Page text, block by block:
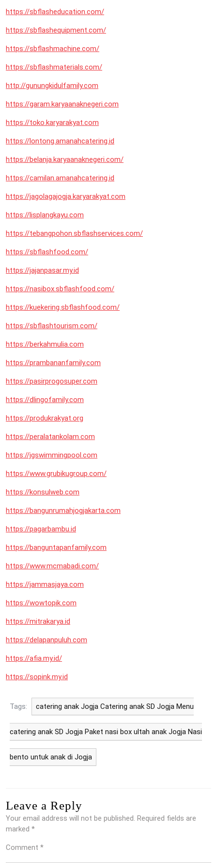
https://sbflasheducation.com/
https://sbflashequipment.com/
https://sbflashmachine.com/
https://sbflashmaterials.com/
http://gunungkidulfamily.com
https://garam.karyaanaknegeri.com
https://toko.karyarakyat.com
https://lontong.amanahcatering.id
https://belanja.karyaanaknegeri.com/
https://camilan.amanahcatering.id
https://jagolagajogja.karyarakyat.com
https://lisplangkayu.com
https://tebangpohon.sbflashservices.com/
https://sbflashfood.com/
https://jajanpasar.my.id
https://nasibox.sbflashfood.com/
https://kuekering.sbflashfood.com/
https://sbflashtourism.com/
https://berkahmulia.com
https://prambananfamily.com
https://pasirprogosuper.com
https://dlingofamily.com
https://produkrakyat.org
https://peralatankolam.com
https://jgswimmingpool.com
https://www.grubikugroup.com/
https://konsulweb.com
https://bangunrumahjogjakarta.com
https://pagarbambu.id
https://banguntapanfamily.com
https://www.mcmabadi.com/
https://jammasjaya.com
https://wowtopik.com
https://mitrakarya.id
https://delapanpuluh.com
https://afia.my.id/
https://sopink.my.id
Tags: catering anak Jogja Catering anak SD Jogja Menu
catering anak SD Jogja Paket nasi box ultah anak Jogja Nasi
bento untuk anak di Jogja
Leave a Reply
Your email address will not be published. Required fields are
marked *
Comment *